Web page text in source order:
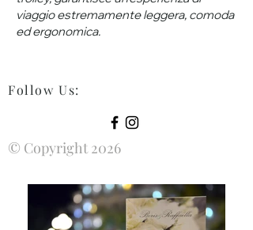
viaggio estremamente leggera, comoda
ed ergonomica.
Follow Us:
© Copyright 2026